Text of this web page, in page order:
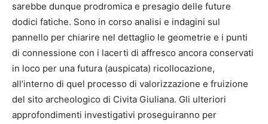
sarebbe dunque prodromica e presagio delle future
dodici fatiche. Sono in corso analisi e indagini sul
pannello per chiarire nel dettaglio le geometrie e i punti
di connessione con i lacerti di affresco ancora conservati
in loco per una futura (auspicata) ricollocazione,
all’interno di quel processo di valorizzazione e fruizione
del sito archeologico di Civita Giuliana. Gli ulteriori
approfondimenti investigativi proseguiranno per